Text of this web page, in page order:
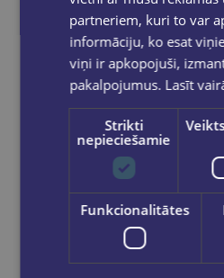
Sūtīt
Reģistrējies un saņem
cenas precēm.
Pasūtījumu apstrāde
Apmaksātie pasūtījumi
partneriem, kuri to var
informāciju, ko esat
viņi ir apkopojuši,
pakalpojumus. Lasīt
Strikti
nepieciešamie
Funkcionalitātes